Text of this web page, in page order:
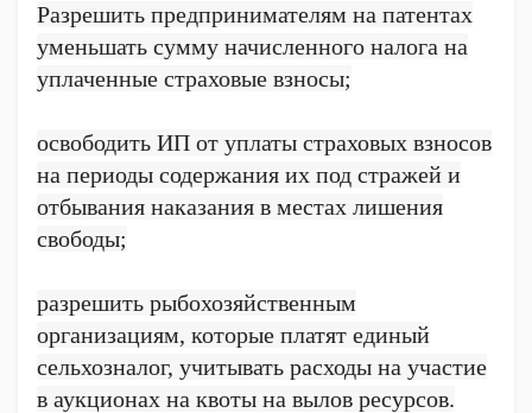
Разрешить предпринимателям на патентах
уменьшать сумму начисленного налога на
уплаченные страховые взносы;
освободить ИП от уплаты страховых взносов
на периоды содержания их под стражей и
отбывания наказания в местах лишения
свободы;
разрешить рыбохозяйственным
организациям, которые платят единый
сельхозналог, учитывать расходы на участие
в аукционах на квоты на вылов ресурсов.